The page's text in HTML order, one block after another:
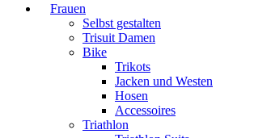
Frauen
Selbst gestalten
Trisuit Damen
Bike
Trikots
Jacken und Westen
Hosen
Accessoires
Triathlon